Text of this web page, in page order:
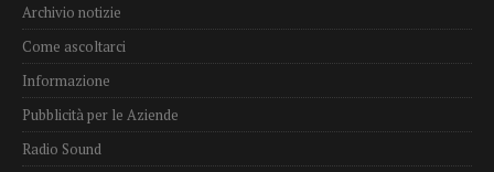
Archivio notizie
Come ascoltarci
Informazione
Pubblicità per le Aziende
Radio Sound